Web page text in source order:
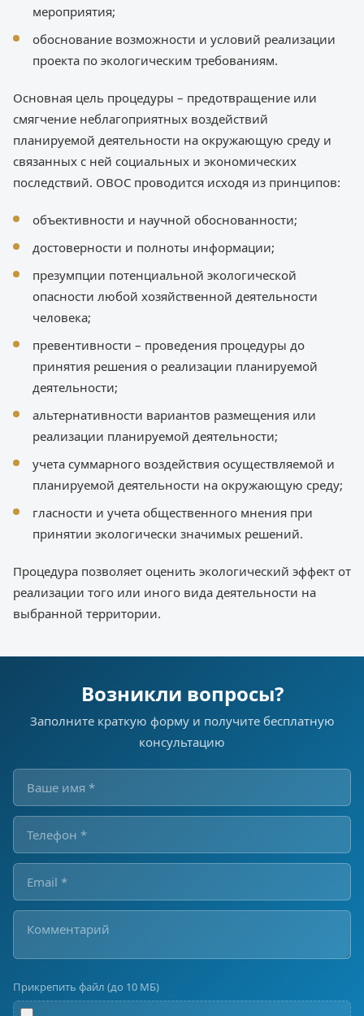
мероприятия;
обоснование возможности и условий реализации
проекта по экологическим требованиям.
Основная цель процедуры – предотвращение или
смягчение неблагоприятных воздействий
планируемой деятельности на окружающую среду и
связанных с ней социальных и экономических
последствий. ОВОС проводится исходя из принципов:
объективности и научной обоснованности;
достоверности и полноты информации;
презумпции потенциальной экологической
опасности любой хозяйственной деятельности
человека;
превентивности – проведения процедуры до
принятия решения о реализации планируемой
деятельности;
альтернативности вариантов размещения или
реализации планируемой деятельности;
учета суммарного воздействия осуществляемой и
планируемой деятельности на окружающую среду;
гласности и учета общественного мнения при
принятии экологически значимых решений.
Процедура позволяет оценить экологический эффект от
реализации того или иного вида деятельности на
выбранной территории.
Возникли вопросы?
Заполните краткую форму и получите бесплатную
консультацию
Прикрепить файл (до 10 МБ)